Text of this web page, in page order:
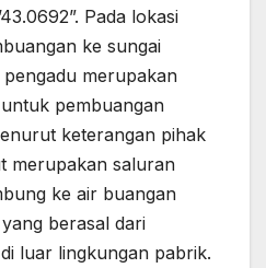
Pada lokasi
ke sungai
merupakan
pembuangan
keterangan pihak
merupakan saluran
ke air buangan
berasal dari
luar lingkungan pabrik.